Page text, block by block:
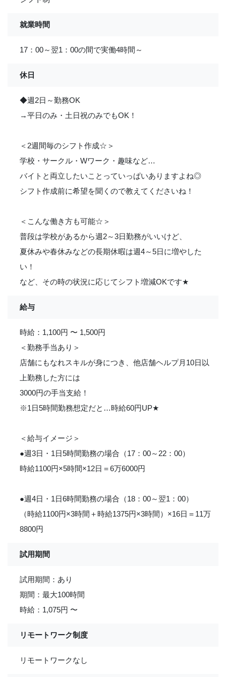
就業時間
17：00～翌1：00の間で実働4時間～
休日
◆週2日～勤務OK
→平日のみ・土日祝のみでもOK！
＜2週間毎のシフト作成☆＞
学校・サークル・Wワーク・趣味など…
バイトと両立したいことっていっぱいありますよね◎
シフト作成前に希望を聞くので教えてくださいね！
＜こんな働き方も可能☆＞
普段は学校があるから週2～3日勤務がいいけど、
夏休みや春休みなどの長期休暇は週4～5日に増やした
い！
など、その時の状況に応じてシフト増減OKです★
給与
時給：1,100円 〜 1,500円
＜勤務手当あり＞
店舗にもなれスキルが身につき、他店舗ヘルプ月10日以
上勤務した方には
3000円の手当支給！
※1日5時間勤務想定だと…時給60円UP★
＜給与イメージ＞
●週3日・1日5時間勤務の場合（17：00～22：00）
時給1100円×5時間×12日＝6万6000円
●週4日・1日6時間勤務の場合（18：00～翌1：00）
（時給1100円×3時間＋時給1375円×3時間）×16日＝11万
8800円
試用期間
試用期間：あり
期間：最大100時間
時給：1,075円 〜
リモートワーク制度
リモートワークなし